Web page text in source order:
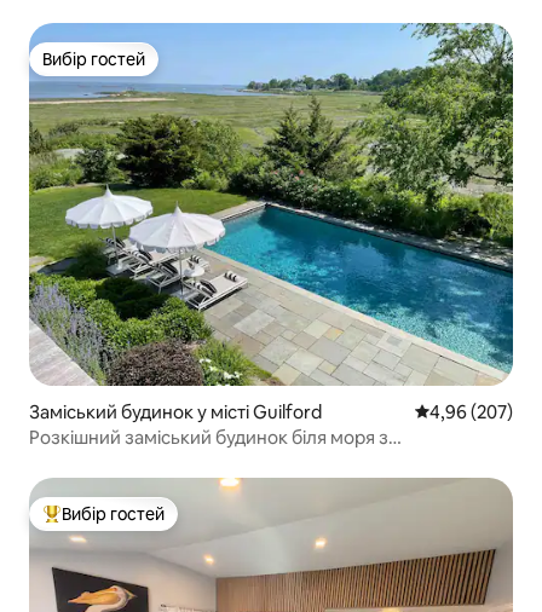
Вибір гостей
Вибір гостей
Заміський будинок у місті Guilford Середня
4,96 (207)
Розкішний заміський будинок біля моря з
Топ вибір гостей
Вибір гостей